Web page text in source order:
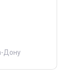
Дону